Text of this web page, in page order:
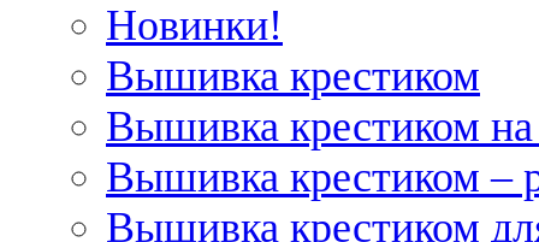
Новинки!
Вышивка крестиком
Вышивка крестиком
Вышивка крестиком –
Вышивка крестиком